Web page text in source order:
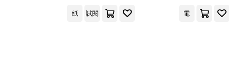
紙 試閱 電